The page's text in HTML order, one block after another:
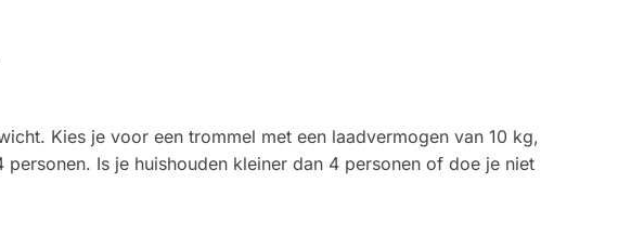
Kies je voor een trommel met een laadvermogen van 10 kg,
Is je huishouden kleiner dan 4 personen of doe je niet